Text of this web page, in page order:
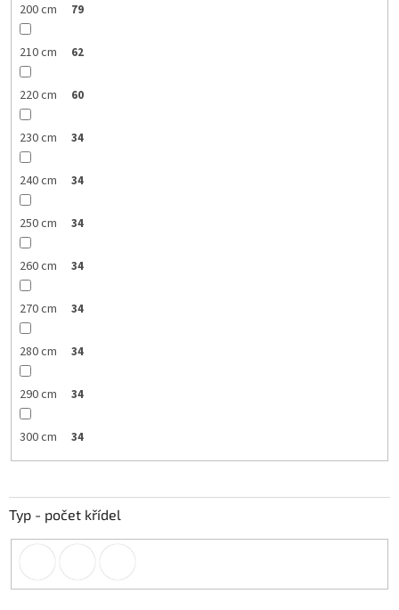
200 cm 79
210 cm 62
220 cm 60
230 cm 34
240 cm 34
250 cm 34
260 cm 34
270 cm 34
280 cm 34
290 cm 34
300 cm 34
Typ - počet křídel